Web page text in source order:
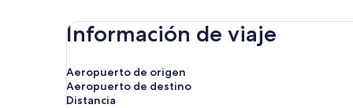
Información de viaje
Aeropuerto de origen
Aeropuerto de destino
Distancia